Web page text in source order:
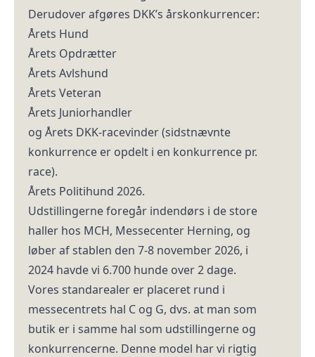
Derudover afgøres DKK’s årskonkurrencer:
Årets Hund
Årets Opdrætter
Årets Avlshund
Årets Veteran
Årets Juniorhandler
og Årets DKK-racevinder (sidstnævnte
konkurrence er opdelt i en konkurrence pr.
race).
Årets Politihund 2026.
Udstillingerne foregår indendørs i de store
haller hos MCH, Messecenter Herning, og
løber af stablen den 7-8 november 2026, i
2024 havde vi 6.700 hunde over 2 dage.
Vores standarealer er placeret rund i
messecentrets hal C og G, dvs. at man som
butik er i samme hal som udstillingerne og
konkurrencerne. Denne model har vi rigtig